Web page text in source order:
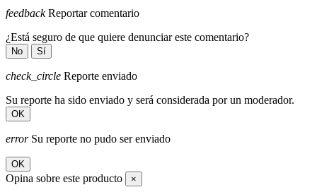
feedbackReportar comentario
¿Está seguro de que quiere denunciar este comentario?
No Sí
check_circle Reporte enviado
Su reporte ha sido enviado y será considerada por un moderador.
OK
errorSu reporte no pudo ser enviado
OK
Opina sobre este producto ×